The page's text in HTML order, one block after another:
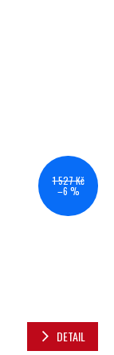
1 527 Kč
–6 %
DETAIL